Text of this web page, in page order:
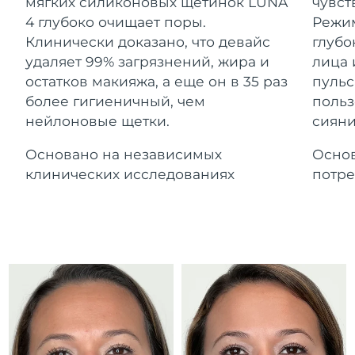
4 глубоко очищает поры.
Клинически доказано, что девайс
удаляет 99% загрязнений, жира и
остатков макияжа, а еще он в 35 раз
более гигиеничный, чем
нейлоновые щетки.
Основано на независимых
клинических исследованиях
лица
For healthy hair
Косметика Для мужчин
Купить
Гибралтар
Ожидаемая дата доставки
14/08/2026
Греция
Ожидаемая дата доставки
Гонконг (САР)
Ожидаемая дата доставки
11/08/2026
Венгрия
Ожидаемая дата доставки
08/08/2026
Ирландия
Ожидаемая дата доставки
10/08/2026
о-в Мэн
Ожидаемая дата доставки